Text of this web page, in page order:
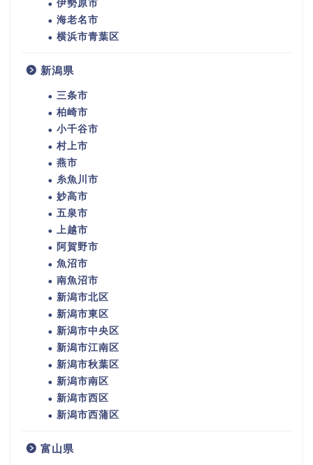
伊勢原市
海老名市
横浜市青葉区
新潟県
三条市
柏崎市
小千谷市
村上市
燕市
糸魚川市
妙高市
五泉市
上越市
阿賀野市
魚沼市
南魚沼市
新潟市北区
新潟市東区
新潟市中央区
新潟市江南区
新潟市秋葉区
新潟市南区
新潟市西区
新潟市西蒲区
富山県